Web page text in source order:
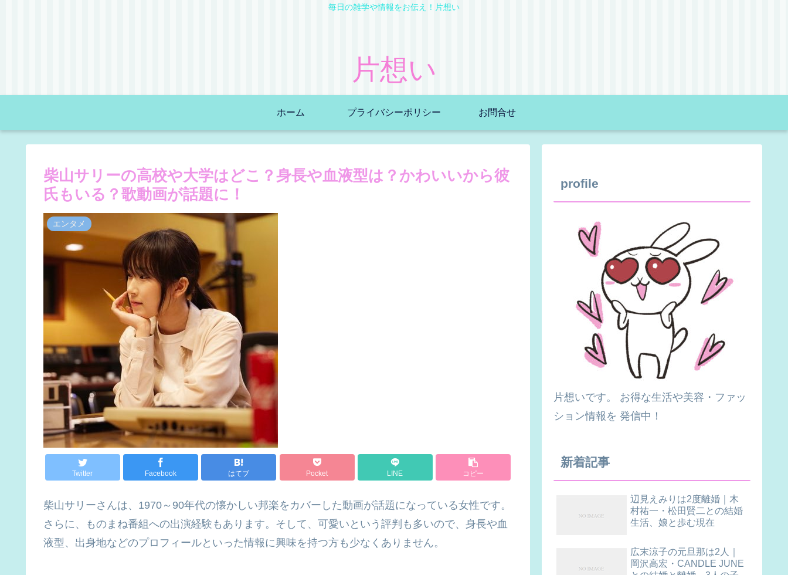
毎日の雑学や情報をお伝え！片想い
片想い
ホーム プライバシーポリシー お問合せ
柴山サリーの高校や大学はどこ？身長や血液型は？かわいいから彼
氏もいる？歌動画が話題に！
エンタメ
Twitter Facebook はてブ Pocket LINE コピー
柴山サリーさんは、1970～90年代の懐かしい邦楽をカバーした動画が話題になっている女性です。
さらに、ものまね番組への出演経験もあります。そして、可愛いという評判も多いので、身長や血
液型、出身地などのプロフィールといった情報に興味を持つ方も少なくありません。
profile
片想いです。 お得な生活や美容・ファッ
ション情報を 発信中！
新着記事
辺見えみりは2度離婚｜木
村祐一・松田賢二との結婚
生活、娘と歩む現在
広末涼子の元旦那は2人｜
岡沢高宏・CANDLE JUNE